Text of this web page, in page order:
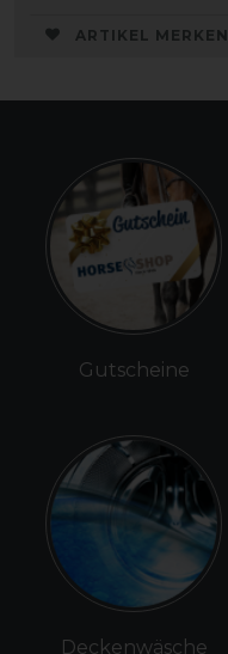
ARTIKEL MERKEN
Gutscheine
Deckenwäsche